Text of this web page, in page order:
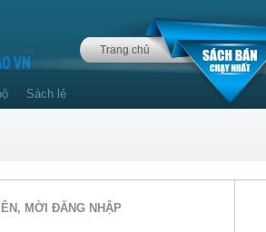
Trang chủ
Sách lẻ
MỜI ĐĂNG NHẬP